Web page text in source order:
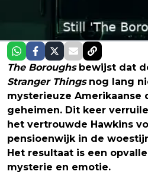
The Boroughsbewijst dat
Stranger Thingsnog lang
mysterieuze Amerikaanse
geheimen. Dit keer
het vertrouwde Hawkins
pensioenwijk in de
Het resultaat is een
mysterie en emotie.